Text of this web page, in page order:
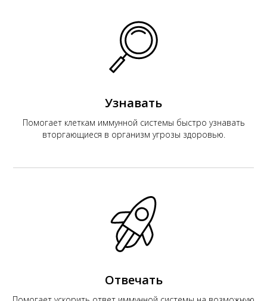
Узнавать
Помогает клеткам иммунной системы быстро узнавать
вторгающиеся в организм угрозы здоровью.
Отвечать